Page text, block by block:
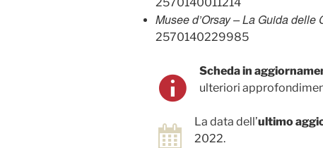
Musee d’Orsay – La Guida delle
2570140229985
Scheda in
ulteriori
La data dell’ultimo
2022.